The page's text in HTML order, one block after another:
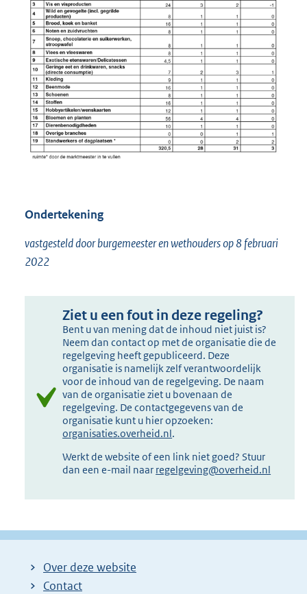
Ondertekening
vastgesteld door burgemeester en wethouders op 8 februari
2022
Ziet u een fout in deze regeling?
Bent u van mening dat de inhoud niet juist is?
Neem dan contact op met de organisatie die de
regelgeving heeft gepubliceerd. Deze
organisatie is namelijk zelf verantwoordelijk
voor de inhoud van de regelgeving. De naam
van de organisatie ziet u bovenaan de
regelgeving. De contactgegevens van de
organisatie kunt u hier opzoeken:
organisaties.overheid.nl.
Werkt de website of een link niet goed? Stuur
dan een e-mail naar regelgeving@overheid.nl
Over deze website
Contact